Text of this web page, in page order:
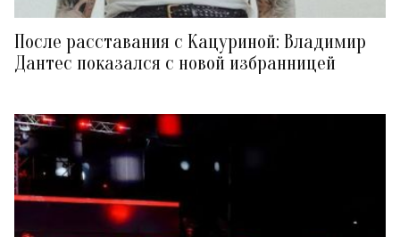
После расставания с Кацуриной: Владимир
Дантес показался с новой избранницей